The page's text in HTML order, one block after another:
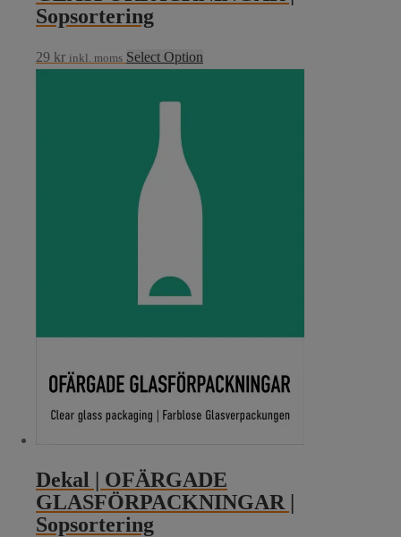
Sopsortering
29 kr inkl. moms Select Option
Dekal | OFÄRGADE
GLASFÖRPACKNINGAR |
Sopsortering